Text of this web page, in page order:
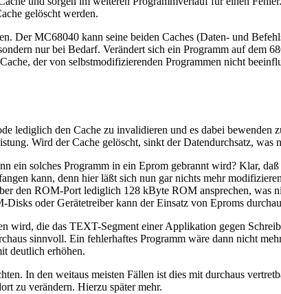
gelöscht werden.
Der MC68040 kann seine beiden Caches (Daten- und
nur bei Bedarf. Verändert sich ein Programm auf dem
der von selbstmodifizierenden Programmen nicht
lediglich den Cache zu invalidieren und es dabei bewenden
Wird der Cache gelöscht, sinkt der Datendurchsatz,
ein solches Programm in ein Eprom gebrannt wird? Klar,
kann, denn hier läßt sich nun gar nichts mehr
den ROM-Port lediglich 128 kByte ROM ansprechen, was
oder Gerätetreiber kann der Einsatz von Eproms
die das TEXT-Segment einer Applikation gegen
sinnvoll. Ein fehlerhaftes Programm wäre dann nicht
deutlich erhöhen.
In den weitaus meisten Fällen ist dies mit durchaus
zu verändern. Hierzu später mehr.